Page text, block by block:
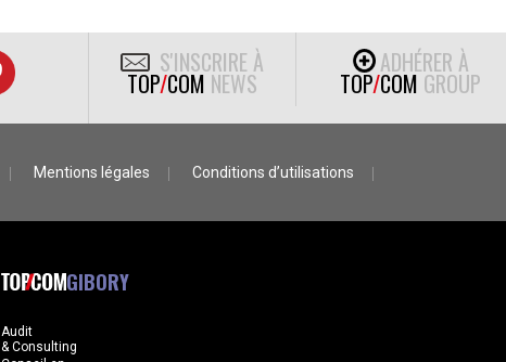
S'INSCRIRE À
TOP/COM NEWS
ADHÉRER À
TOP/COM GROUP
Mentions légales Conditions d’utilisations
GIBORY
Audit
& Consulting